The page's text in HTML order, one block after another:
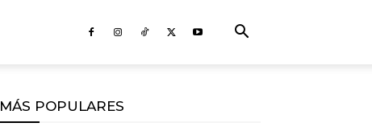
MÁS POPULARES